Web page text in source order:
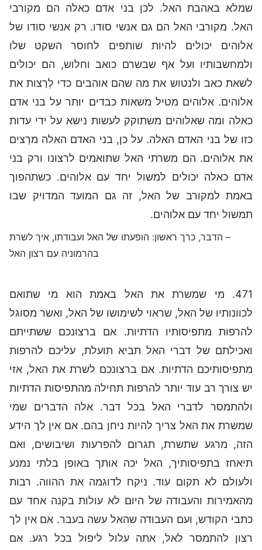
שמלא באהבת האל. לכן בני אדם כאלה הם מקורבי
האל. מקורבי האל הם גם אנשי סודו. רק אנשי סודו של
אלוהים יכולים להיות שותפים לחוסר השקט שלו
ולמחשבותיו ועל אף שבשרם כואב וחלוש, הם יכולים
לשאת כאב ולנטוש את מה שהם אוהבים כדי לְרַצות את
אלוהים. אלוהים מטיל משאות כבדים יותר על בני אדם
כאלה ומה שאלוהים משתוקק לעשות נישא על ידי עדות
כזו של בני האדם האלה. על כן, בני האדם האלה מרַצים
את אלוהים. הם משרתי האל שתואמים לרצונו ורק בני
אדם כאלה יכולים למשול יחד עם אלוהים. כשתהפוך
באמת למקורב של האל, זה גם המועד המדויק שבו
תמשול יחד עם אלוהים.
– הדבר, כרך ראשון: הופעתו של האל ועבודתו, איך לשרת
בהרמוניה עם רצון האל
471. מי שמשרת את האל באמת הוא מי שתואם
לכוונותיו של האל, שראוי לשימושו של האל, ואשר מסוגל
להרפות מתפיסותיו הדתיות. אם ברצונכם ששתייתם
ואכילתם של דברי האל תביא תועלת, עליכם להרפות
מתפיסותיכם הדתיות. אם ברצונכם לשרת את האל, אזי
יש צורך רב עוד יותר להרפות תחילה מהתפיסות הדתיות
ולהתמסר לדברי האל בכל דבר. אלה הדברים שמי
שמשרת את האל צריך להיות ניחן בהם. אם אין לך הידע
הזה, מרגע שתשרת, תגרום להפרעות ושיבושים, ואם
תיאחז בתפיסותיך, האל יכה אותך באופן בלתי נמנע
ולעולם לא תקום עוד. ניקח לדוגמה את ההווה. רבות
מהאמירות והעבודה של היום לא עולות בקנה אחד עם
כתבי הקודש, ועם העבודה שהאל עשה בעבר. אם אין לך
רצון להתמסר לאל, אתה עלול ליפול בכל רגע. אם